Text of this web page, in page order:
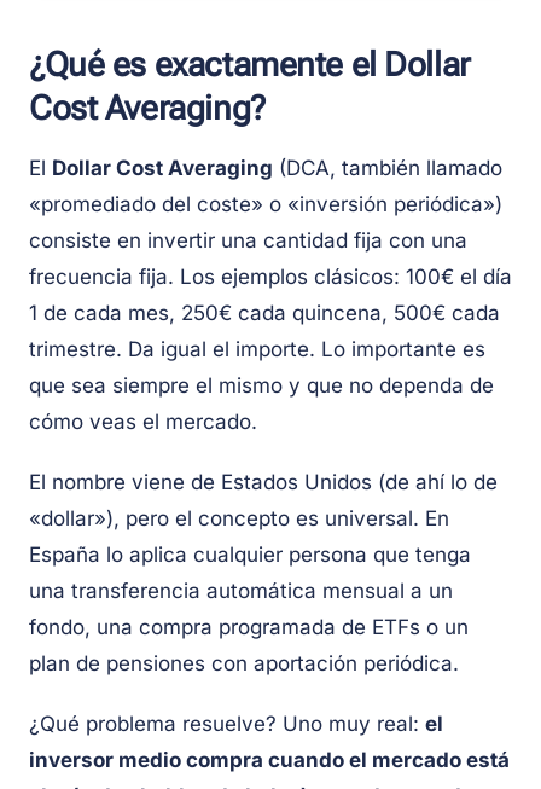
¿Qué es exactamente el Dollar
Cost Averaging?
El Dollar Cost Averaging (DCA, también llamado
«promediado del coste» o «inversión periódica»)
consiste en invertir una cantidad fija con una
frecuencia fija. Los ejemplos clásicos: 100€ el día
1 de cada mes, 250€ cada quincena, 500€ cada
trimestre. Da igual el importe. Lo importante es
que sea siempre el mismo y que no dependa de
cómo veas el mercado.
El nombre viene de Estados Unidos (de ahí lo de
«dollar»), pero el concepto es universal. En
España lo aplica cualquier persona que tenga
una transferencia automática mensual a un
fondo, una compra programada de ETFs o un
plan de pensiones con aportación periódica.
¿Qué problema resuelve? Uno muy real: el
inversor medio compra cuando el mercado está